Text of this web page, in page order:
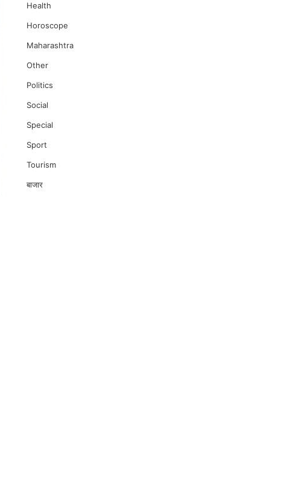
Health
Horoscope
Maharashtra
Other
Politics
Social
Special
Sport
Tourism
बाजार